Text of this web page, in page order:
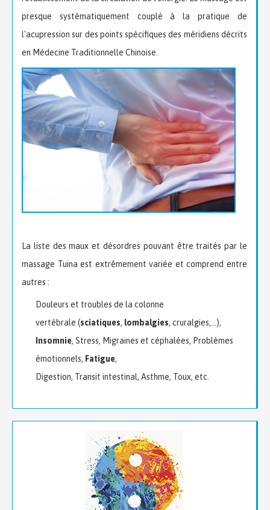
presque systématiquement couplé à la pratique de
l'acupression sur des points spécifiques des méridiens décrits
en Médecine Traditionnelle Chinoise.
La liste des maux et désordres pouvant être traités par le
massage Tuina est extrêmement variée et comprend entre
autres :
Douleurs et troubles de la colonne
vertébrale (sciatiques, lombalgies, cruralgies,...),
Insomnie, Stress, Migraines et céphalées, Problèmes
émotionnels, Fatigue,
Digestion, Transit intestinal, Asthme, Toux, etc.